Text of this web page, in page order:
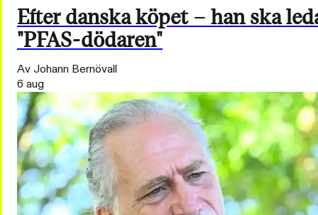
Efter danska köpet – han ska
"PFAS-dödaren"
Av Johann Bernövall
6 aug